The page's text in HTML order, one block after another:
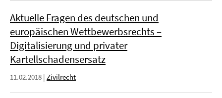
Aktuelle Fragen des deutschen und
europäischen Wettbewerbsrechts –
Digitalisierung und privater
Kartellschadensersatz
11.02.2018 | Zivilrecht